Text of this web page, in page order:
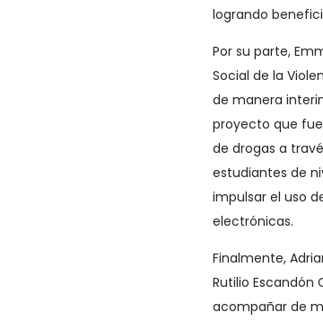
logrando
Por su parte,
Social de la
de manera
proyecto que
de drogas a
estudiantes de
impulsar el uso
electrónicas.
Finalmente,
Rutilio
acompañar de